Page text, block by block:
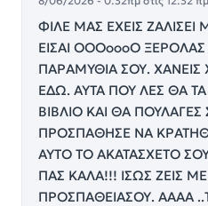
ΦΙΛΕ ΜΑΣ ΕΧΕΙΣ
ΕΙΣΑΙ ΟΟΟοοοΟ
ΠΑΡΑΜΥΘΙΑ ΣΟΥ.
ΕΔΩ. ΑΥΤΑ ΠΟΥ ΛΕΣ ΘΑ
ΒΙΒΛΙΟ ΚΑΙ ΘΑ
ΠΡΟΣΠΑΘΗΣΕ ΝΑ
ΑΥΤΟ ΤΟ ΑΚΑΤΑΣΧΕΤΟ
ΠΑΣ ΚΑΛΑ!!! ΙΣΩΣ ΖΕΙΣ
ΠΡΟΣΠΑΘΕΙΑΣΟΥ. ΑΑΑΑ